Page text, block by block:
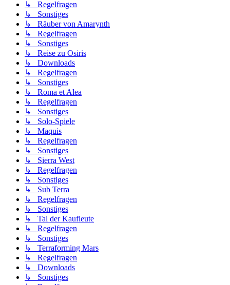
↳ Regelfragen
↳ Sonstiges
↳ Räuber von Amarynth
↳ Regelfragen
↳ Sonstiges
↳ Reise zu Osiris
↳ Downloads
↳ Regelfragen
↳ Sonstiges
↳ Roma et Alea
↳ Regelfragen
↳ Sonstiges
↳ Solo-Spiele
↳ Maquis
↳ Regelfragen
↳ Sonstiges
↳ Sierra West
↳ Regelfragen
↳ Sonstiges
↳ Sub Terra
↳ Regelfragen
↳ Sonstiges
↳ Tal der Kaufleute
↳ Regelfragen
↳ Sonstiges
↳ Terraforming Mars
↳ Regelfragen
↳ Downloads
↳ Sonstiges